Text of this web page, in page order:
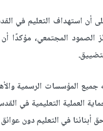
على أن استهداف التعليم
الصمود المجتمعي،
المؤسسات الرسمية
العملية التعليمية في
أبنائنا في التعليم دون